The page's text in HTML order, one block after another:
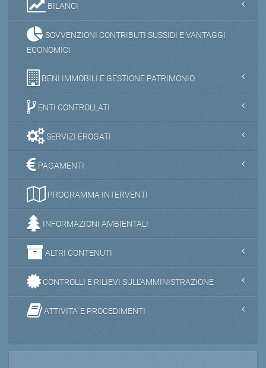
BILANCI
SOVVENZIONI CONTRIBUTI SUSSIDI E VANTAGGI
ECONOMICI
BENI IMMOBILI E GESTIONE PATRIMONIO
ENTI CONTROLLATI
SERVIZI EROGATI
PAGAMENTI
PROGRAMMA INTERVENTI
INFORMAZIONI AMBIENTALI
ALTRI CONTENUTI
CONTROLLI E RILIEVI SULL'AMMINISTRAZIONE
ATTIVITA' E PROCEDIMENTI